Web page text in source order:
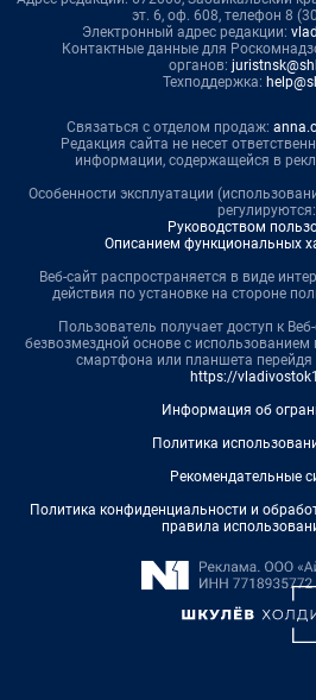
эт. 6, оф. 608, телефон 8
Электронный адрес редакции:
Контактные данные для
органов:
Техподдержка:
Связаться с отделом продаж:
Редакция сайта не несет
информации, содержащейся в
Особенности эксплуатации
регулируются:
Руководством
Описанием функциональных
Веб-сайт распространяется в виде
действия по установке на стороне
Пользователь получает доступ к
безвозмездной основе с
смартфона или планшета перейдя
https://
Информация об
Политика
Рекомендательные
Политика конфиденциальности и
правила